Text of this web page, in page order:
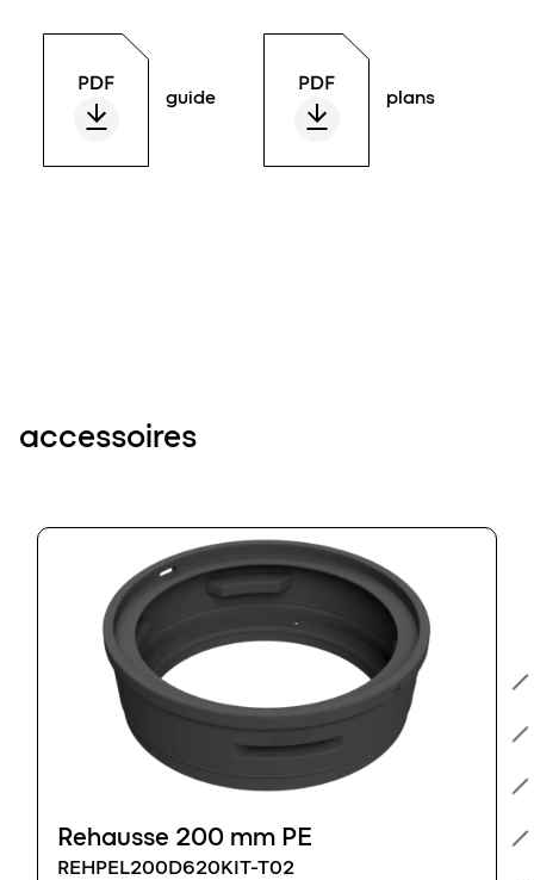
guide plans
accessoires
Rehausse 200 mm PE
REHPEL200D620KIT-T02